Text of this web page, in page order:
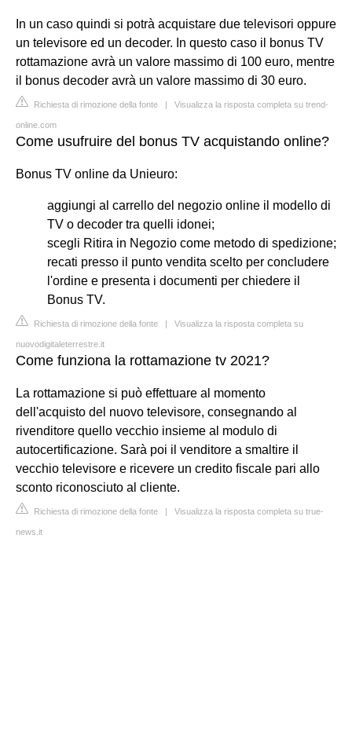
In un caso quindi si potrà acquistare due televisori oppure
un televisore ed un decoder. In questo caso il bonus TV
rottamazione avrà un valore massimo di 100 euro, mentre
il bonus decoder avrà un valore massimo di 30 euro.
Richiesta di rimozione della fonte | Visualizza la risposta completa su trend-
online.com
Come usufruire del bonus TV acquistando online?
Bonus TV online da Unieuro:
aggiungi al carrello del negozio online il modello di
TV o decoder tra quelli idonei;
scegli Ritira in Negozio come metodo di spedizione;
recati presso il punto vendita scelto per concludere
l'ordine e presenta i documenti per chiedere il
Bonus TV.
Richiesta di rimozione della fonte | Visualizza la risposta completa su
nuovodigitaleterrestre.it
Come funziona la rottamazione tv 2021?
La rottamazione si può effettuare al momento
dell'acquisto del nuovo televisore, consegnando al
rivenditore quello vecchio insieme al modulo di
autocertificazione. Sarà poi il venditore a smaltire il
vecchio televisore e ricevere un credito fiscale pari allo
sconto riconosciuto al cliente.
Richiesta di rimozione della fonte | Visualizza la risposta completa su true-
news.it